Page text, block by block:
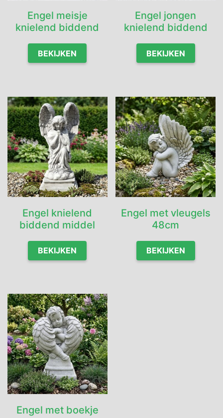
Engel meisje
knielend biddend
BEKIJKEN
Engel jongen
knielend biddend
BEKIJKEN
Engel knielend
biddend middel
BEKIJKEN
Engel met vleugels
48cm
BEKIJKEN
Engel met boekje